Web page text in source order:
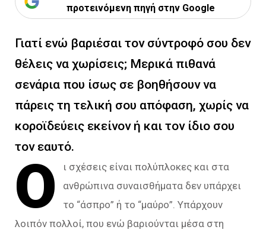
προτεινόμενη πηγή στην Google
Γιατί ενώ βαριέσαι τον σύντροφό σου δεν
θέλεις να χωρίσεις; Μερικά πιθανά
σενάρια που ίσως σε βοηθήσουν να
πάρεις τη τελική σου απόφαση, χωρίς να
κοροϊδεύεις εκείνον ή και τον ίδιο σου
τον εαυτό.
Ο
ι σχέσεις είναι πολύπλοκες και στα
ανθρώπινα συναισθήματα δεν υπάρχει
το “άσπρο” ή το “μαύρο”. Υπάρχουν
λοιπόν πολλοί, που ενώ βαριούνται μέσα στη